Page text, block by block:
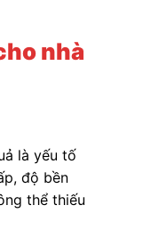
nhà
là yếu tố
độ bền
thể thiếu